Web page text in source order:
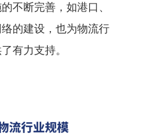
不断完善，如港口、
的建设，也为物流行
有力支持。
流行业规模